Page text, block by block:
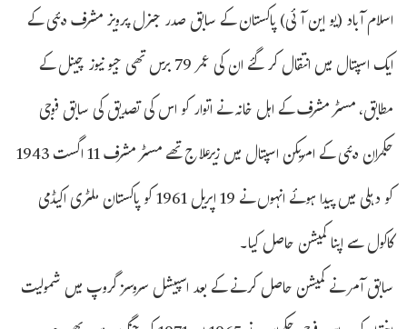
اسلام آباد (یو این آئی) پاکستان کے سابق صدر جنرل پرویز مشرف دبئی کے
ایک اسپتال میں انتقال کر گئے ان کی عمر 79 برس تھی جیو نیوز چینل کے
مطابق، مسٹر مشرف کے اہل خانہ نے اتوار کو اس کی تصدیق کی سابق فوجی
حکمران دبئی کے امریکن اسپتال میں زیرعلاج تھے مسٹر مشرف 11 اگست 1943
کو دہلی میں پیدا ہوئے انہوں نے 19 اپریل 1961 کو پاکستان ملٹری اکیڈمی
کاکول سے اپنا کمیشن حاصل کیا۔
سابق آمر نے کمیشن حاصل کرنے کے بعد اسپیشل سروسز گروپ میں شمولیت